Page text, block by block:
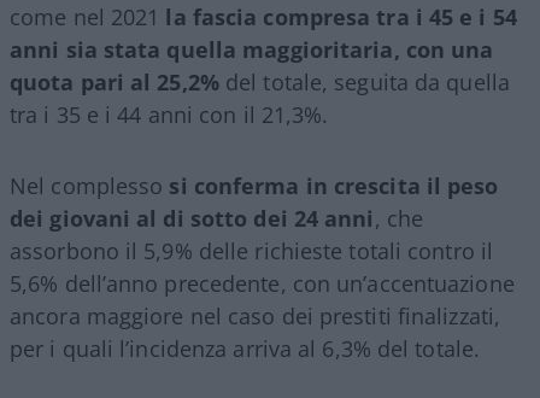
come nel 2021 la fascia compresa tra i 45 e i 54
anni sia stata quella maggioritaria, con una
quota pari al 25,2%del totale, seguita da quella
tra i 35 e i 44 anni con il 21,3%.
Nel complesso si conferma in crescita il peso
dei giovani al di sotto dei 24 anni, che
assorbono il 5,9% delle richieste totali contro il
5,6% dell’anno precedente, con un’accentuazione
ancora maggiore nel caso dei prestiti finalizzati,
per i quali l’incidenza arriva al 6,3% del totale.